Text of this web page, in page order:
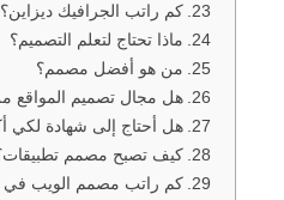
كم راتب الجرافيك ديزاين؟
ماذا تحتاج لتعلم التصميم؟
من هو أفضل مصمم؟
هل مجال تصميم المواقع
هل أحتاج إلى شهادة لكي
كيف تصبح مصمم تطبيقات؟
كم راتب مصمم الويب في